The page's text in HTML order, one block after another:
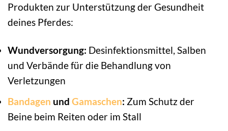
Produkten zur Unterstützung der Gesundheit
deines Pferdes:
Wundversorgung: Desinfektionsmittel, Salben
und Verbände für die Behandlung von
Verletzungen
Bandagen und Gamaschen: Zum Schutz der
Beine beim Reiten oder im Stall